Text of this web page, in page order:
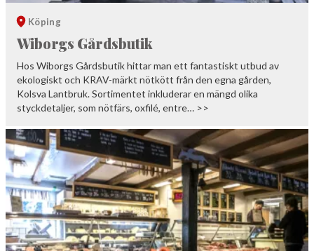
Köping
Wiborgs Gårdsbutik
Hos Wiborgs Gårdsbutik hittar man ett fantastiskt utbud av
ekologiskt och KRAV-märkt nötkött från den egna gården,
Kolsva Lantbruk. Sortimentet inkluderar en mängd olika
styckdetaljer, som nötfärs, oxfilé, entre… >>